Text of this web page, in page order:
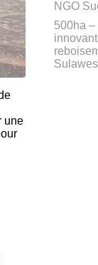
une
NGO
500ha